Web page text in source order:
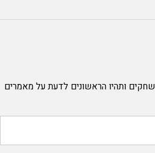
ותהיו הראשונים לדעת על מאמרים